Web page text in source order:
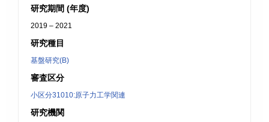
研究期間 (年度)
2019 – 2021
研究種目
基盤研究(B)
審査区分
小区分31010:原子力工学関連
研究機関